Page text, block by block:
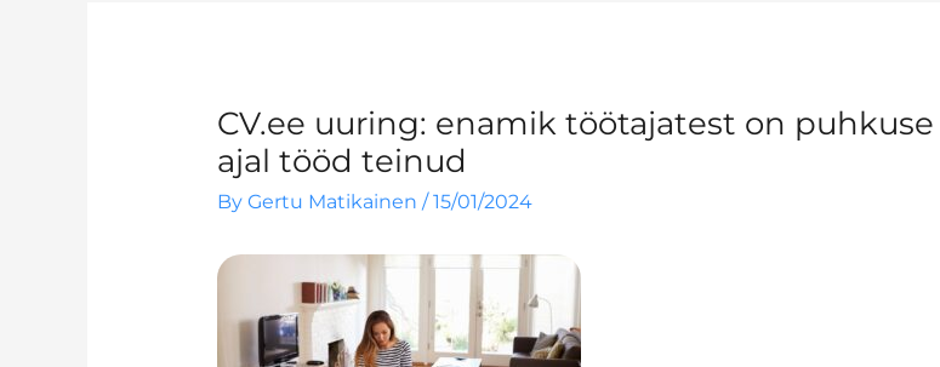
CV.ee uuring: enamik töötajatest on puhkuse
ajal tööd teinud
By Gertu Matikainen /15/01/2024